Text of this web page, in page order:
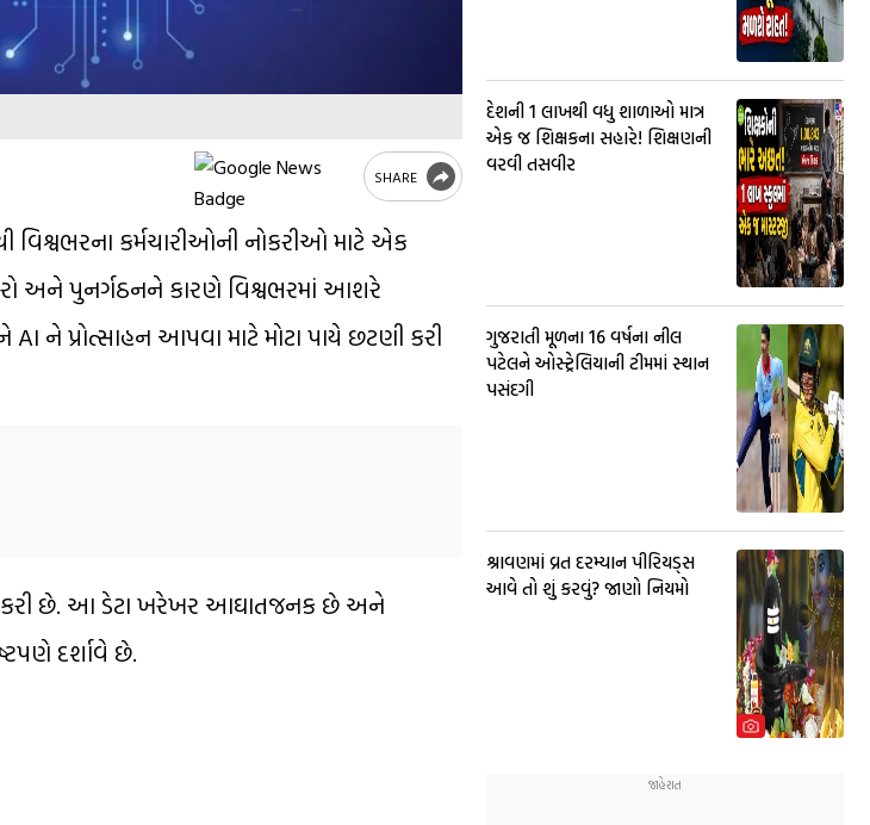
SHARE
વિશ્વભરના કર્મચારીઓની નોકરીઓ માટે એક
અને પુનર્ગઠનને કારણે વિશ્વભરમાં આશરે
ને પ્રોત્સાહન આપવા માટે મોટા પાયે છટણી કરી
કરી છે. આ ડેટા ખરેખર આઘાતજનક છે અને
દર્શાવે છે.
દેશની 1 લાખથી વધુ શાળાઓ માત્ર
એક જ શિક્ષકના સહારે! શિક્ષણની
વરવી તસવીર
ગુજરાતી મૂળના 16 વર્ષના નીલ
પટેલને ઓસ્ટ્રેલિયાની ટીમમાં સ્થાન
પસંદગી
શ્રાવણમાં વ્રત દરમ્યાન પીરિયડ્સ
આવે તો શું કરવું? જાણો નિયમો